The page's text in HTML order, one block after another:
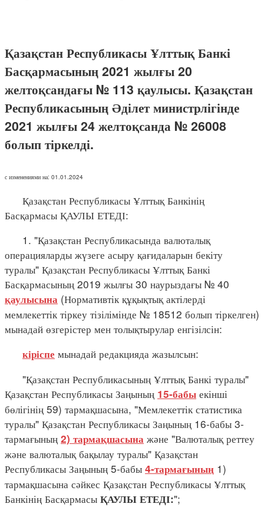
Қазақстан Республикасы Ұлттық Банкі
Басқармасының 2021 жылғы 20
желтоқсандағы № 113 қаулысы. Қазақстан
Республикасының Әділет министрлігінде
2021 жылғы 24 желтоқсанда № 26008
болып тіркелді.
с изменениями на: 01.01.2024
Қазақстан Республикасы Ұлттық Банкінің
Басқармасы ҚАУЛЫ ЕТЕДІ:
1. "Қазақстан Республикасында валюталық
операцияларды жүзеге асыру қағидаларын бекіту
туралы" Қазақстан Республикасы Ұлттық Банкі
Басқармасының 2019 жылғы 30 наурыздағы № 40
қаулысына (Нормативтік құқықтық актілерді
мемлекеттік тіркеу тізілімінде № 18512 болып тіркелген)
мынадай өзгерістер мен толықтырулар енгізілсін:
кіріспе мынадай редакцияда жазылсын:
"Қазақстан Республикасының Ұлттық Банкі туралы"
Қазақстан Республикасы Заңының 15-бабы екінші
бөлігінің 59) тармақшасына, "Мемлекеттік статистика
туралы" Қазақстан Республикасы Заңының 16-бабы 3-
тармағының 2) тармақшасына және "Валюталық реттеу
және валюталық бақылау туралы" Қазақстан
Республикасы Заңының 5-бабы 4-тармағының 1)
тармақшасына сәйкес Қазақстан Республикасы Ұлттық
Банкінің Басқармасы ҚАУЛЫ ЕТЕДІ:";